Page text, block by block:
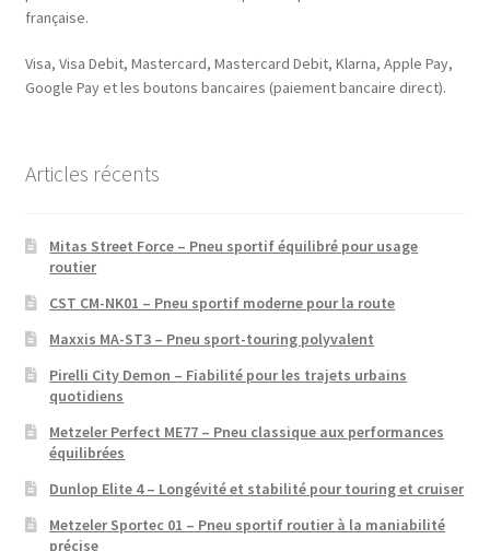
française.
Visa, Visa Debit, Mastercard, Mastercard Debit, Klarna, Apple Pay,
Google Pay et les boutons bancaires (paiement bancaire direct).
Articles récents
Mitas Street Force – Pneu sportif équilibré pour usage
routier
CST CM-NK01 – Pneu sportif moderne pour la route
Maxxis MA-ST3 – Pneu sport-touring polyvalent
Pirelli City Demon – Fiabilité pour les trajets urbains
quotidiens
Metzeler Perfect ME77 – Pneu classique aux performances
équilibrées
Dunlop Elite 4 – Longévité et stabilité pour touring et cruiser
Metzeler Sportec 01 – Pneu sportif routier à la maniabilité
précise